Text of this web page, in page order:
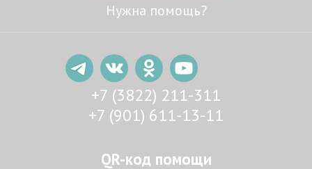
Нужна помощь?
+7 (3822) 211-311
+7 (901) 611-13-11